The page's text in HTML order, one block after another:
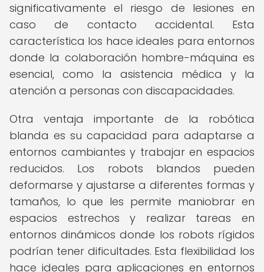
significativamente el riesgo de lesiones en
caso de contacto accidental. Esta
característica los hace ideales para entornos
donde la colaboración hombre-máquina es
esencial, como la asistencia médica y la
atención a personas con discapacidades.
Otra ventaja importante de la robótica
blanda es su capacidad para adaptarse a
entornos cambiantes y trabajar en espacios
reducidos. Los robots blandos pueden
deformarse y ajustarse a diferentes formas y
tamaños, lo que les permite maniobrar en
espacios estrechos y realizar tareas en
entornos dinámicos donde los robots rígidos
podrían tener dificultades. Esta flexibilidad los
hace ideales para aplicaciones en entornos